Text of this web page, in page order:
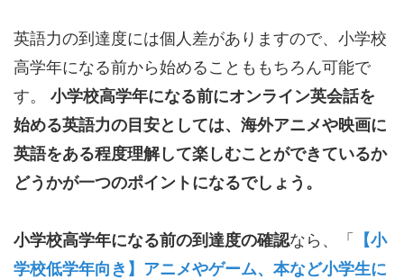
英語力の到達度には個人差がありますので、小学校
高学年になる前から始めることももちろん可能で
す。 小学校高学年になる前にオンライン英会話を
始める英語力の目安としては、海外アニメや映画に
英語をある程度理解して楽しむことができているか
どうかが一つのポイントになるでしょう。
小学校高学年になる前の到達度の確認なら、「
【小
学校低学年向き】アニメやゲーム、本など小学生に